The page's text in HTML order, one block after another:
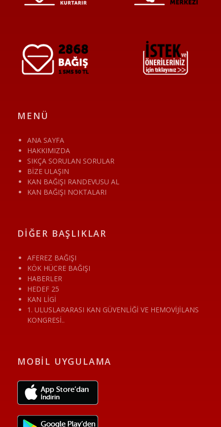
MENÜ
ANA SAYFA
HAKKIMIZDA
SIKÇA SORULAN SORULAR
BİZE ULAŞIN
KAN BAĞIŞI RANDEVUSU AL
KAN BAĞIŞI NOKTALARI
DİĞER BAŞLIKLAR
AFEREZ BAĞIŞI
KÖK HÜCRE BAĞIŞI
HABERLER
HEDEF 25
KAN LİGİ
1. ULUSLARARASI KAN GÜVENLİĞİ VE HEMOVİJİLANS
KONGRESİ..
MOBİL UYGULAMA